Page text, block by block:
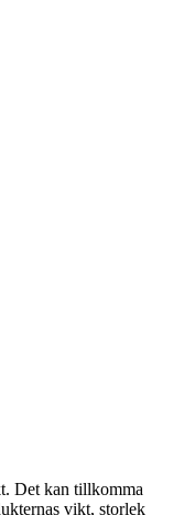
Det kan tillkomma
vikt, storlek